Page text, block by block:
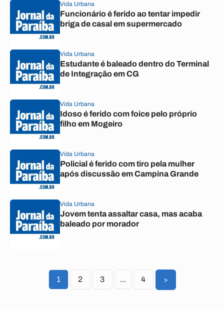
Vida Urbana
Funcionário é ferido ao tentar impedir
briga de casal em supermercado
Vida Urbana
Estudante é baleado dentro do Terminal
de Integração em CG
Vida Urbana
Idoso é ferido com foice pelo próprio
filho em Mogeiro
Vida Urbana
Policial é ferido com tiro pela mulher
após discussão em Campina Grande
Vida Urbana
Jovem tenta assaltar casa, mas acaba
baleado por morador
1 2 3 ... 4 >